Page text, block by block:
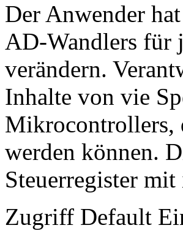
Der Anwender
AD-Wandlers für
verändern.
Inhalte von vie
Mikrocontrollers,
werden können.
Steuerregister
Zugriff Default